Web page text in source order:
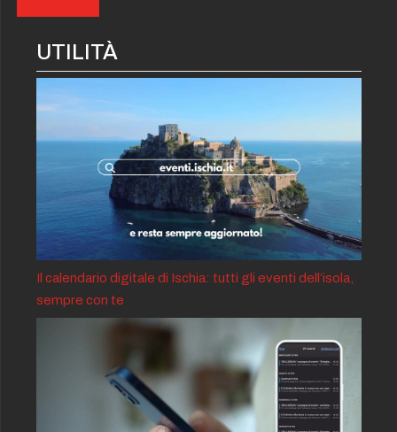
UTILITÀ
Il calendario digitale di Ischia: tutti gli eventi dell’isola,
sempre con te